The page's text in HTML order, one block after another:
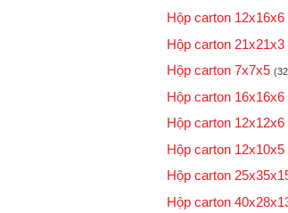
Hộp carton 12x16x6
Hộp carton 21x21x3
Hộp carton 7x7x5
Hộp carton 16x16x6
Hộp carton 12x12x6
Hộp carton 12x10x5
Hộp carton
Hộp carton